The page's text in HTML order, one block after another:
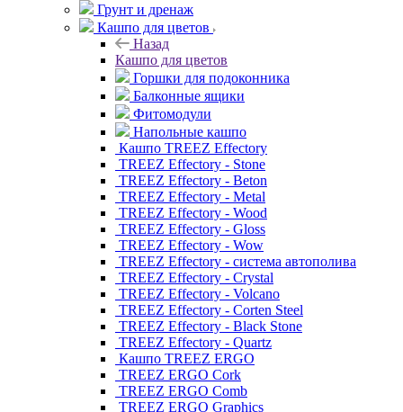
Грунт и дренаж
Кашпо для цветов
Назад
Кашпо для цветов
Горшки для подоконника
Балконные ящики
Фитомодули
Напольные кашпо
Кашпо TREEZ Effectory
TREEZ Effectory - Stone
TREEZ Effectory - Beton
TREEZ Effectory - Metal
TREEZ Effectory - Wood
TREEZ Effectory - Gloss
TREEZ Effectory - Wow
TREEZ Effectory - система автополива
TREEZ Effectory - Crystal
TREEZ Effectory - Volcano
TREEZ Effectory - Corten Steel
TREEZ Effectory - Black Stone
TREEZ Effectory - Quartz
Кашпо TREEZ ERGO
TREEZ ERGO Cork
TREEZ ERGO Comb
TREEZ ERGO Graphics